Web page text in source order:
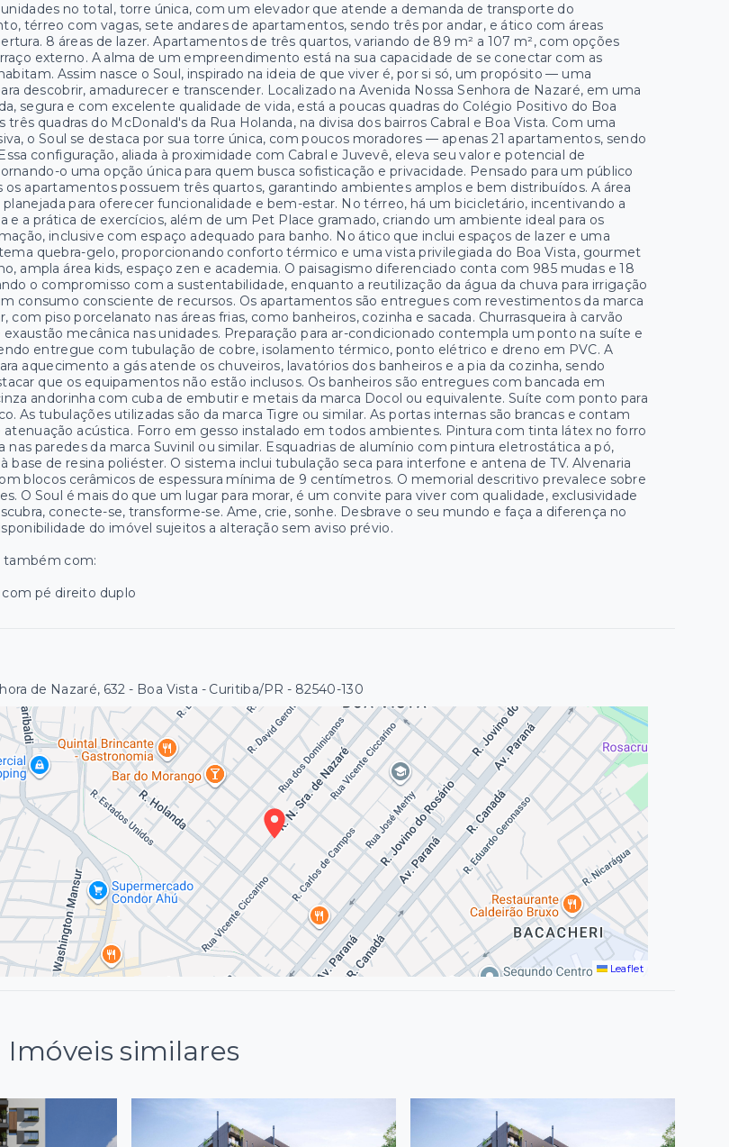
unidades no total, torre única, com um elevador que atende a demanda de transporte do
térreo com vagas, sete andares de apartamentos, sendo três por andar, e ático com áreas
8 áreas de lazer. Apartamentos de três quartos, variando de 89 m² a 107 m², com opções
externo. A alma de um empreendimento está na sua capacidade de se conectar com as
Assim nasce o Soul, inspirado na ideia de que viver é, por si só, um propósito — uma
descobrir, amadurecer e transcender. Localizado na Avenida Nossa Senhora de Nazaré, em uma
segura e com excelente qualidade de vida, está a poucas quadras do Colégio Positivo do Boa
três quadras do McDonald's da Rua Holanda, na divisa dos bairros Cabral e Boa Vista. Com uma
o Soul se destaca por sua torre única, com poucos moradores — apenas 21 apartamentos, sendo
configuração, aliada à proximidade com Cabral e Juvevê, eleva seu valor e potencial de
o uma opção única para quem busca sofisticação e privacidade. Pensado para um público
os apartamentos possuem três quartos, garantindo ambientes amplos e bem distribuídos. A área
para oferecer funcionalidade e bem-estar. No térreo, há um bicicletário, incentivando a
e a prática de exercícios, além de um Pet Place gramado, criando um ambiente ideal para os
inclusive com espaço adequado para banho. No ático que inclui espaços de lazer e uma
quebra-gelo, proporcionando conforto térmico e uma vista privilegiada do Boa Vista, gourmet
ampla área kids, espaço zen e academia. O paisagismo diferenciado conta com 985 mudas e 18
o compromisso com a sustentabilidade, enquanto a reutilização da água da chuva para irrigação
consumo consciente de recursos. Os apartamentos são entregues com revestimentos da marca
com piso porcelanato nas áreas frias, como banheiros, cozinha e sacada. Churrasqueira à carvão
mecânica nas unidades. Preparação para ar-condicionado contempla um ponto na suíte e
entregue com tubulação de cobre, isolamento térmico, ponto elétrico e dreno em PVC. A
aquecimento a gás atende os chuveiros, lavatórios dos banheiros e a pia da cozinha, sendo
que os equipamentos não estão inclusos. Os banheiros são entregues com bancada em
andorinha com cuba de embutir e metais da marca Docol ou equivalente. Suíte com ponto para
As tubulações utilizadas são da marca Tigre ou similar. As portas internas são brancas e contam
acústica. Forro em gesso instalado em todos ambientes. Pintura com tinta látex no forro
nas paredes da marca Suvinil ou similar. Esquadrias de alumínio com pintura eletrostática a pó,
base de resina poliéster. O sistema inclui tubulação seca para interfone e antena de TV. Alvenaria
blocos cerâmicos de espessura mínima de 9 centímetros. O memorial descritivo prevalece sobre
O Soul é mais do que um lugar para morar, é um convite para viver com qualidade, exclusividade
conecte-se, transforme-se. Ame, crie, sonhe. Desbrave o seu mundo e faça a diferença no
do imóvel sujeitos a alteração sem aviso prévio.
também com:
com pé direito duplo
de Nazaré, 632 - Boa Vista - Curitiba/PR - 82540-130
Leaflet
Imóveis similares